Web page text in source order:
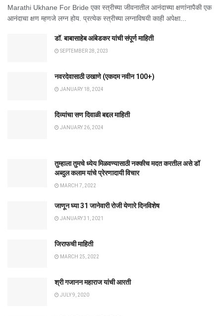
Marathi Ukhane For Bride एका स्त्रीच्या जीवनातील आनंदाच्या क्षणांनापैकी एक
आनंदाचा क्षण म्हणजे लग्न होय. प्रत्येक स्त्रीच्या लग्नाविषयी काही अपेक्षा...
डॉ. बाबासाहेब आंबेडकर यांची संपूर्ण माहिती
SEPTEMBER 28, 2023
नवरदेवासाठी उखाणे (एकदम नवीन 100+)
JANUARY 18, 2024
दिव्यांचा सण दिवाळी बद्दल माहिती
JANUARY 26, 2024
तुम्हाला तुमचे ध्येय मिळवण्यासाठी नक्कीच मदत करतील असे डॉ
अब्दुल कलाम यांचे प्रेरणादायी विचार
MARCH 7, 2022
जाणून घ्या 31 जानेवारी रोजी येणारे दिनविशेष
JANUARY 31, 2021
जिराफची माहिती
MARCH 25, 2022
श्री गजानन महाराज यांची आरती
JULY 9, 2020